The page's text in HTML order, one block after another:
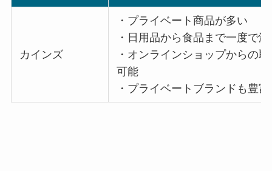
カインズ
・プライベート商品が多い
・日用品から食品まで一度で
・オンラインショップからの
可能
・プライベートブランドも豊